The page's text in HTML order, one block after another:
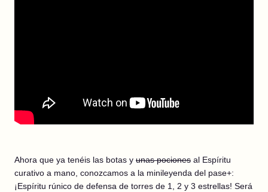
Ahora que ya tenéis las botas y unas pociones al Espíritu
curativo a mano, conozcamos a la minileyenda del pase+:
¡Espíritu rúnico de defensa de torres de 1, 2 y 3 estrellas! Será